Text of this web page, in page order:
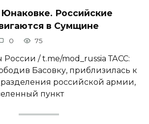
Российские
в Сумщине
0 75
/ t.me/mod_russia ТАСС:
Басовку, приблизилась к
российской армии,
пункт